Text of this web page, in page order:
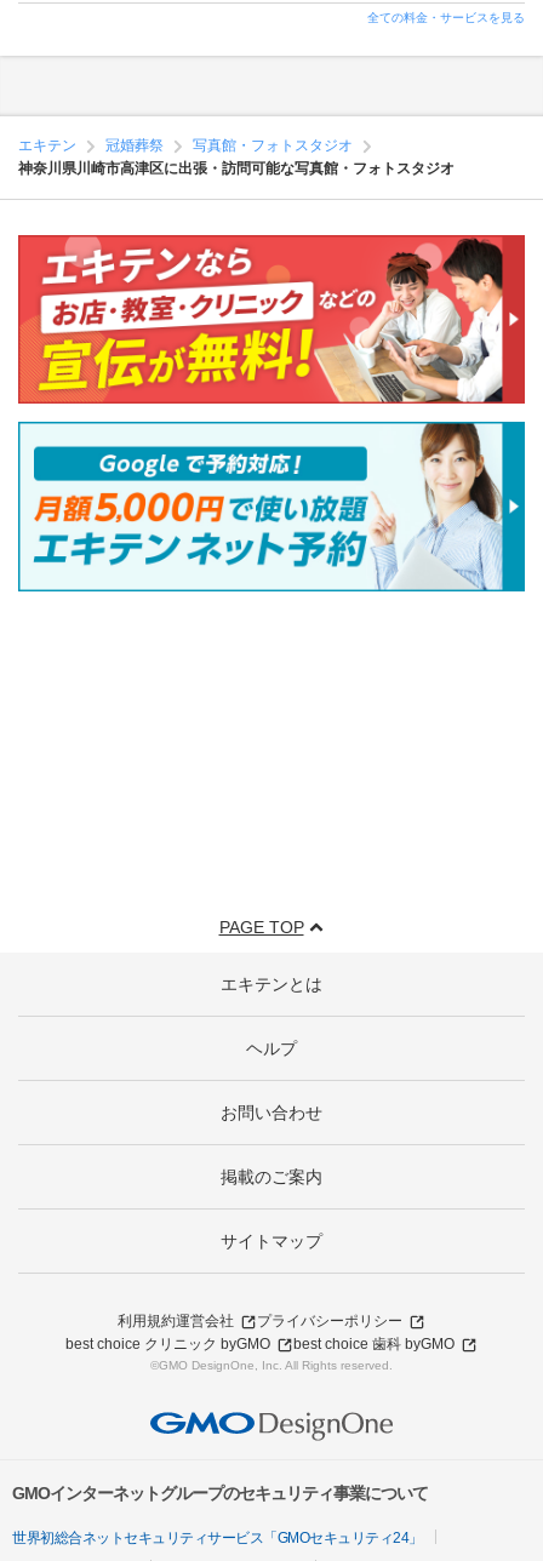
全ての料金・サービスを見る
エキテン 冠婚葬祭
写真館・フォトスタジオ
神奈川県川崎市高津区に出張・訪問可能な写真館・フォトスタジオ
PAGE TOP
エキテンとは
ヘルプ
お問い合わせ
掲載のご案内
サイトマップ
利用規約運営会社
プライバシーポリシー
best choice クリニック byGMO
best choice 歯科 byGMO
©GMO DesignOne, Inc. All Rights reserved.
GMOインターネットグループのセキュリティ事業について
世界初総合ネットセキュリティサービス「GMOセキュリティ24」